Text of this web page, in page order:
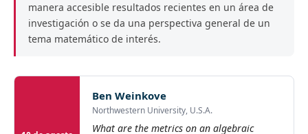
manera accesible resultados recientes en un área de
investigación o se da una perspectiva general de un
tema matemático de interés.
Ben Weinkove
Northwestern University, U.S.A.
What are the metrics on an algebraic